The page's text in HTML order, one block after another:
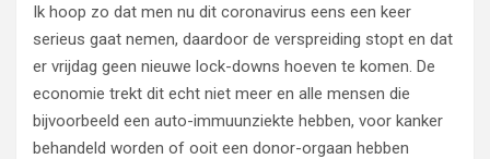
Ik hoop zo dat men nu dit coronavirus eens een keer
serieus gaat nemen, daardoor de verspreiding stopt en dat
er vrijdag geen nieuwe lock-downs hoeven te komen. De
economie trekt dit echt niet meer en alle mensen die
bijvoorbeeld een auto-immuunziekte hebben, voor kanker
behandeld worden of ooit een donor-orgaan hebben